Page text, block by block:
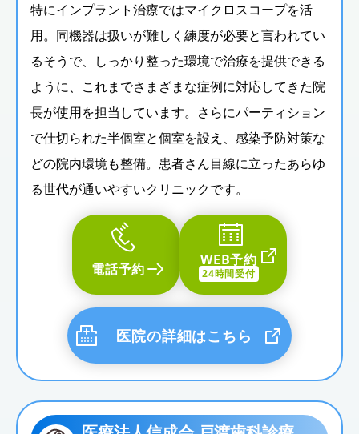
特にインプラント治療ではマイクロスコープを活
用。同機器は扱いが難しく練度が必要と言われてい
るそうで、しっかり整った環境で治療を提供できる
ように、これまでさまざまな症例に対応してきた院
長が使用を担当しています。さらにパーティション
で仕切られた半個室と個室を設え、感染予防対策な
どの院内環境も整備。患者さん目線に立ったあらゆ
る世代が通いやすいクリニックです。
電話予約
WEB予約
24時間受付
医院の詳細はこちら